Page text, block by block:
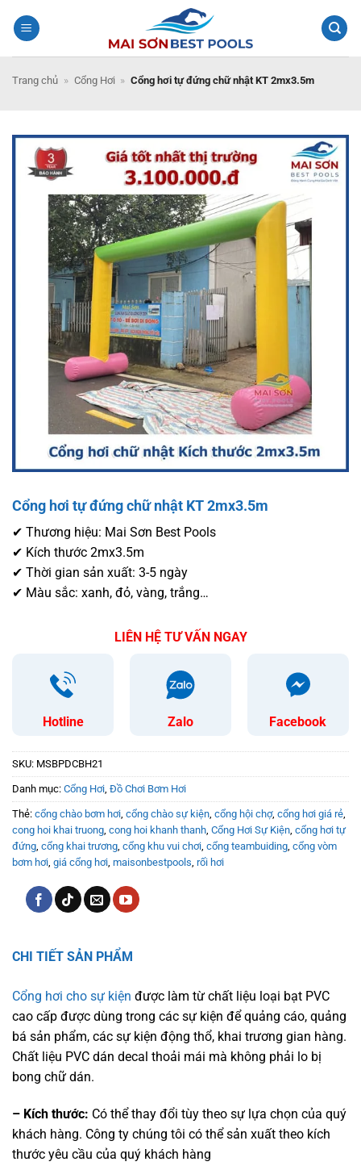
qua
Trang chủ » Cổng Hơi » Cổng hơi tự đứng chữ nhật KT 2mx3.5m
Cổng hơi tự đứng chữ nhật KT 2mx3.5m
✔ Thương hiệu: Mai Sơn Best Pools
✔ Kích thước 2mx3.5m
✔ Thời gian sản xuất: 3-5 ngày
✔ Màu sắc: xanh, đỏ, vàng, trắng…
LIÊN HỆ TƯ VẤN NGAY
Hotline Zalo Facebook
SKU: MSBPDCBH21
Danh mục: Cổng Hơi, Đồ Chơi Bơm Hơi
Thẻ: cổng chào bơm hơi, cổng chào sự kiện, cổng hội chợ, cổng hơi giá rẻ,
cong hoi khai truong, cong hoi khanh thanh, Cổng Hơi Sự Kiện, cổng hơi tự
đứng, cổng khai trương, cổng khu vui chơi, cổng teambuiding, cổng vòm
bơm hơi, giá cổng hơi, maisonbestpools, rối hơi
CHI TIẾT SẢN PHẨM
Cổng hơi cho sự kiện được làm từ chất liệu loại bạt PVC
cao cấp được dùng trong các sự kiện để quảng cáo, quảng
bá sản phẩm, các sự kiện động thổ, khai trương gian hàng.
Chất liệu PVC dán decal thoải mái mà không phải lo bị
bong chữ dán.
– Kích thước: Có thể thay đổi tùy theo sự lựa chọn của quý
khách hàng. Công ty chúng tôi có thể sản xuất theo kích
thước yêu cầu của quý khách hàng